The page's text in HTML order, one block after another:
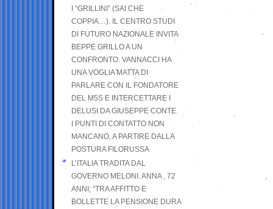
I “GRILLINI” (SAI CHE
COPPIA…). IL CENTRO STUDI
DI FUTURO NAZIONALE INVITA
BEPPE GRILLO A UN
CONFRONTO. VANNACCI HA
UNA VOGLIA MATTA DI
PARLARE CON IL FONDATORE
DEL M5S E INTERCETTARE I
DELUSI DA GIUSEPPE CONTE.
I PUNTI DI CONTATTO NON
MANCANO, A PARTIRE DALLA
POSTURA FILORUSSA
L’ITALIA TRADITA DAL
GOVERNO MELONI. ANNA , 72
ANNI; “TRA AFFITTO E
BOLLETTE LA PENSIONE DURA